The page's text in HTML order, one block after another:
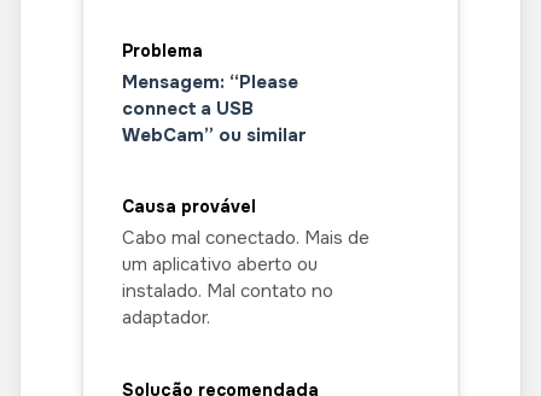
Mensagem: “Please
connect a USB
WebCam” ou similar
Cabo mal conectado. Mais de
um aplicativo aberto ou
instalado. Mal contato no
adaptador.